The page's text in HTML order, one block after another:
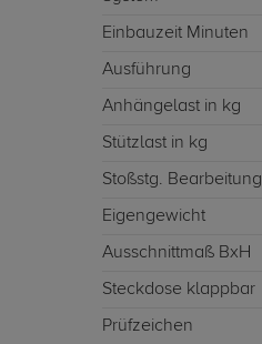
Einbauzeit Minuten
Ausführung
Anhängelast in kg
Stützlast in kg
Stoßstg. Bearbeitung
Eigengewicht
Ausschnittmaß BxH
Steckdose klappbar
Prüfzeichen